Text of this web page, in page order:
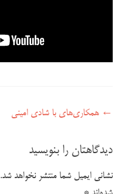
راهبری نوشته
← همکاری‌های با شادی امینی
دیدگاهتان را بنویسید
نشانی ایمیل شما منتشر نخواهد شد.